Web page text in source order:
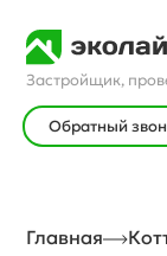
Застройщик,
Обратный
Главная